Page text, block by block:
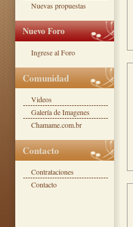
Nuevas propuestas
Nuevo Foro
Ingrese al Foro
Comunidad
Videos
Galería de Imagenes
Chamame.com.br
Contacto
Contrataciones
Contacto